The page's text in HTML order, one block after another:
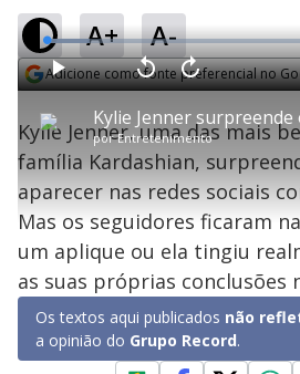
A+ A-
Adicione como fonte preferencial no
P
l
a
y
porEntretenimento
P V
t
a
r
0
e
g
n
d
A
n
ç
a
1
s
e
u
n
o
s
M
d
L
o
a
d
e
1
2
.
4
2
Kylie Jenner, uma das mais
família Kardashian,
aparecer nas redes sociais
Mas os seguidores ficaram
um aplique ou ela tingiu
as suas próprias conclusões
Os textos aqui publicados não
a opinião do Grupo Record.